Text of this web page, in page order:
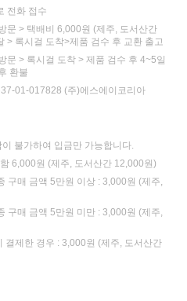
전화 접수
문 > 택배비 6,000원 (제주, 도서산간
> 록시걸 도착>제품 검수 후 교환 출고
문 > 록시걸 도착 > 제품 검수 후 4~5일
환불
01-017828 (주)에스에이코리아
불가하여 입금만 가능합니다.
6,000원 (제주, 도서산간 12,000원)
구매 금액 5만원 이상 : 3,000원 (제주,
구매 금액 5만원 미만 : 3,000원 (제주,
결제한 경우 : 3,000원 (제주, 도서산간